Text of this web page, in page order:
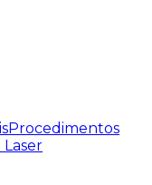
Procedimentos
Laser